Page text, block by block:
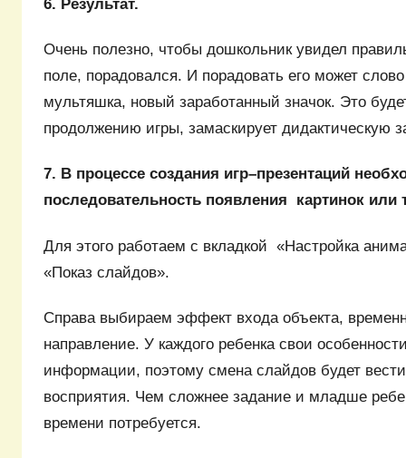
6. Результат.
Очень полезно, чтобы дошкольник увидел
поле, порадовался. И порадовать его может
мультяшка, новый заработанный значок. Это
продолжению игры, замаскирует дидактическую
7. В процессе создания игр–презентаций
последовательность появления картинок или
Для этого работаем с вкладкой «Настройка
«Показ слайдов».
Справа выбираем эффект входа объекта,
направление. У каждого ребенка свои
информации, поэтому смена слайдов будет
восприятия. Чем сложнее задание и младше
времени потребуется.